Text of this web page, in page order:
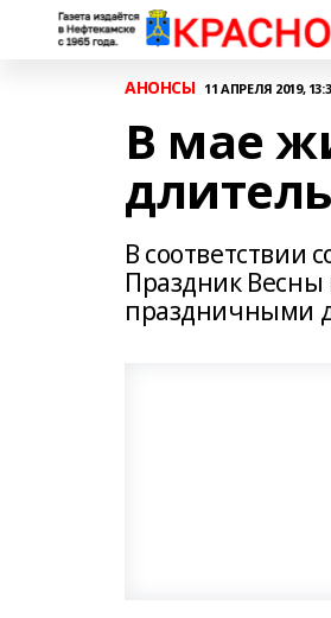
АНОНСЫ 11 АПРЕЛЯ 2019,
В мае
В соответствии
Праздник
праздничными